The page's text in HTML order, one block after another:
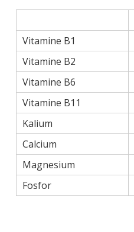
Vitamine B1
Vitamine B2
Vitamine B6
Vitamine B11
Kalium
Calcium
Magnesium
Fosfor